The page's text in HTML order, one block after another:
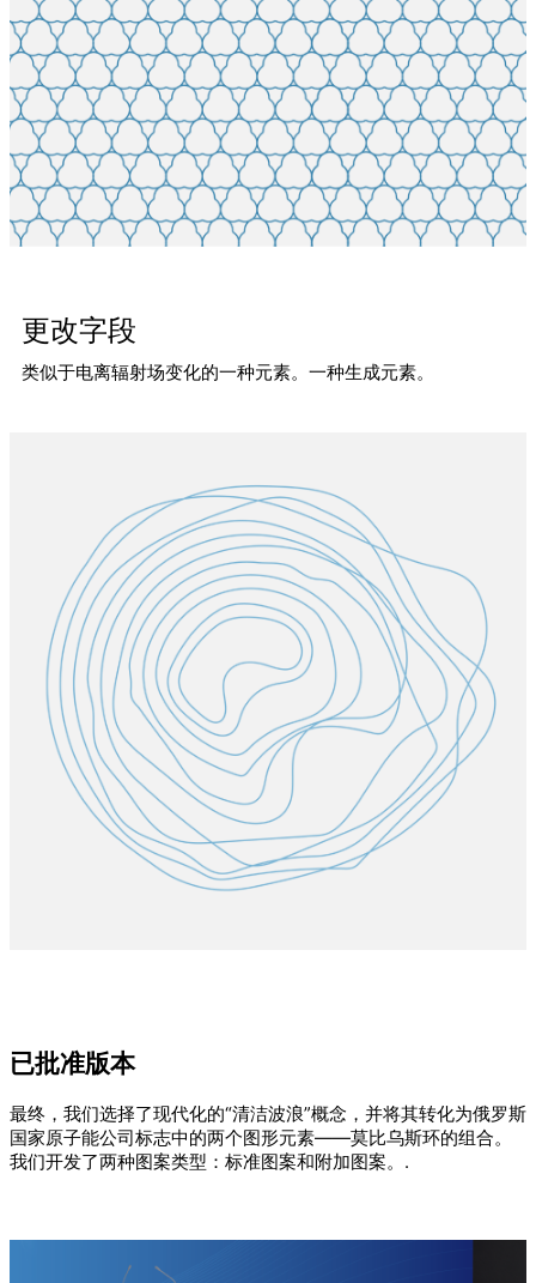
更改字段
类似于电离辐射场变化的一种元素。一种生成元素。
已批准版本
最终，我们选择了现代化的“清洁波浪”概念，并将其转化为俄罗斯
国家原子能公司标志中的两个图形元素——莫比乌斯环的组合。
我们开发了两种图案类型：标准图案和附加图案。.